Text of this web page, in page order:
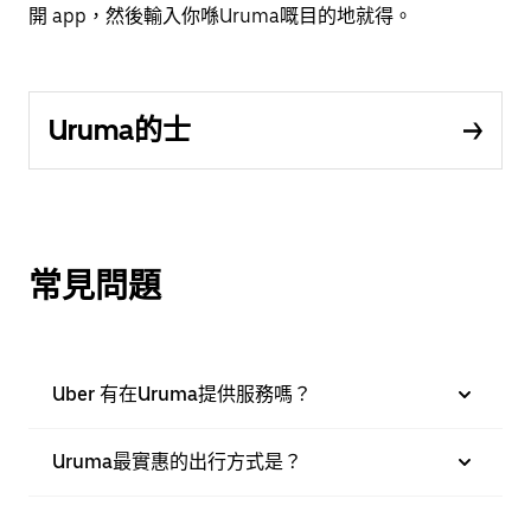
開 app，然後輸入你喺Uruma嘅目的地就得。
Uruma的士
常見問題
Uber 有在Uruma提供服務嗎？
Uruma最實惠的出行方式是？